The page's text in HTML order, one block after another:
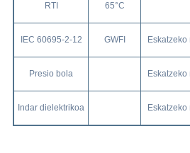
RTI 65°C
IEC 60695-2-12 GWFI Eskatzeko
Presio bola Eskatzeko
Indar dielektrikoa Eskatzeko